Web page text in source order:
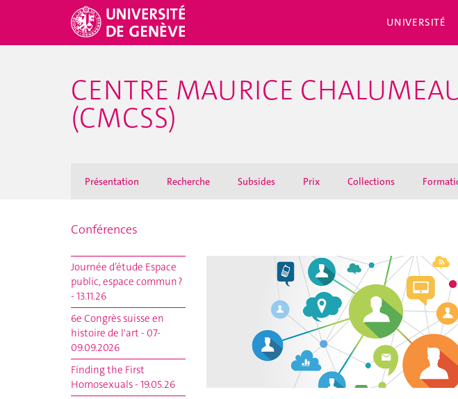
UNIVERSITÉ
CENTRE MAURICE
(CMCSS)
Présentation Recherche Subsides Prix Collections
Conférences
Journée d’étude Espace
public, espace commun ?
- 13.11.26
6e Congrès suisse en
histoire de l'art - 07-
09.09.2026
Finding the First
Homosexuals - 19.05.26